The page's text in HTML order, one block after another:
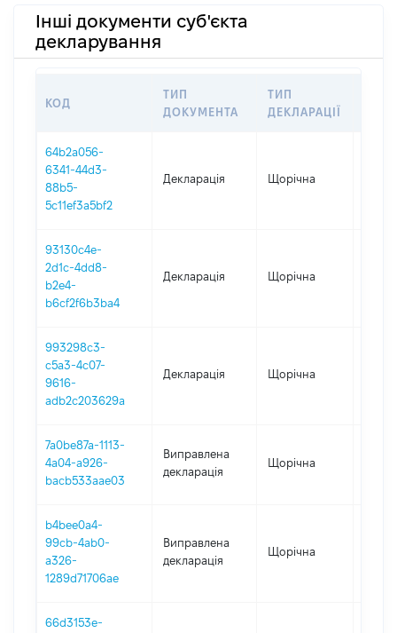
Інші документи суб'єкта
декларування
КОД
ТИП
ДОКУМЕНТА
ТИП
ДЕКЛАРАЦІЇ
64b2a056-
6341-44d3-
88b5-
5c11ef3a5bf2
Декларація Щорічна
93130c4e-
2d1c-4dd8-
b2e4-
b6cf2f6b3ba4
Декларація Щорічна
993298c3-
c5a3-4c07-
9616-
adb2c203629a
Декларація Щорічна
7a0be87a-1113-
4a04-a926-
bacb533aae03
Виправлена
декларація
Щорічна
b4bee0a4-
99cb-4ab0-
a326-
1289d71706ae
Виправлена
декларація
Щорічна
66d3153e-